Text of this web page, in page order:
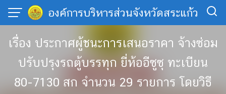
Skip
content
องค์การบริหารส่วนจังหวัดสระแก้ว
เรื่อง ประกาศผู้ชนะการเสนอราคา จ้างซ่อม
ปรับปรุงรถตู้บรรทุก ยี่ห้ออีซูซุ ทะเบียน
80-7130 สก จำนวน 29 รายการ โดยวิธี